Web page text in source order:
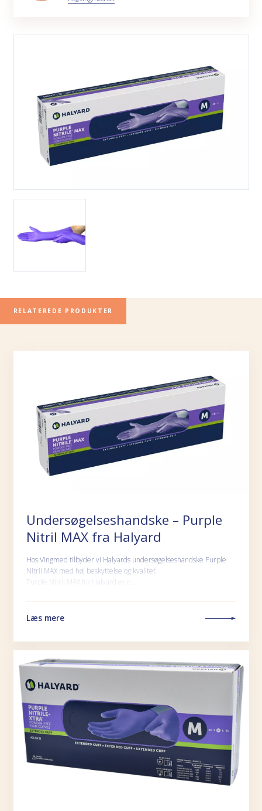
RELATEREDE PRODUKTER
Undersøgelseshandske – Purple
Nitril MAX fra Halyard
Hos Vingmed tilbyder vi Halyards undersøgelseshandske Purple
Nitril MAX med høj beskyttelse og kvalitet
Purple Nitril MAX fra Halyard er o…
Læs mere